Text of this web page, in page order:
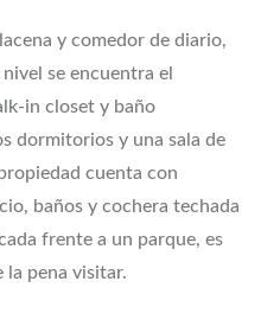
y comedor de diario,
se encuentra el
in closet y baño
dormitorios y una sala de
cuenta con
baños y cochera techada
frente a un parque, es
la pena visitar.